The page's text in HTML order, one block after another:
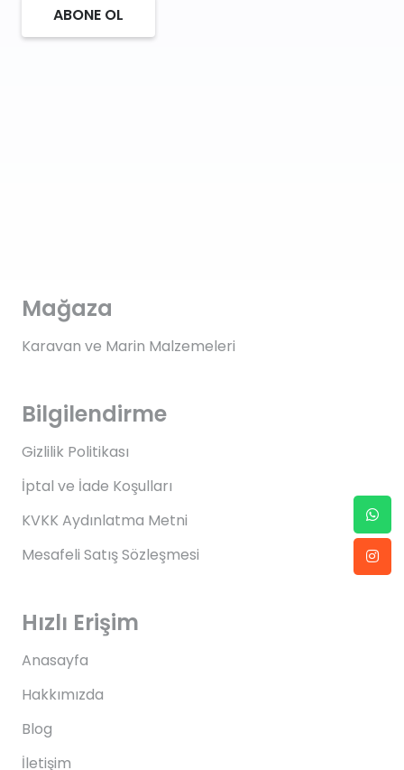
ABONE OL
Mağaza
Karavan ve Marin Malzemeleri
Bilgilendirme
Gizlilik Politikası
İptal ve İade Koşulları
KVKK Aydınlatma Metni
Mesafeli Satış Sözleşmesi
Hızlı Erişim
Anasayfa
Hakkımızda
Blog
İletişim